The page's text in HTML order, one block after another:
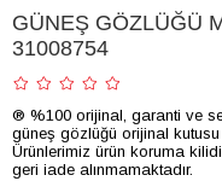
GÜNEŞ GÖZLÜĞÜ
31008754
® %100 orijinal, garanti ve
güneş gözlüğü orijinal
Ürünlerimiz ürün koruma
geri iade alınmamaktadır.